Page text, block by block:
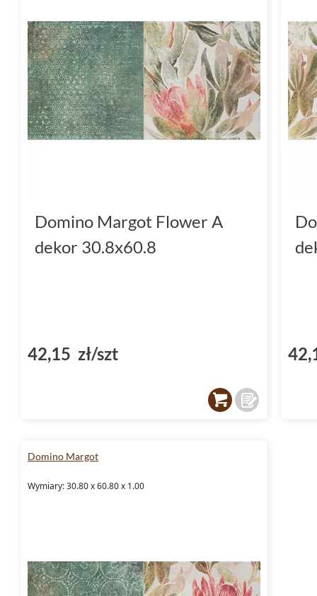
Domino Margot Flower A
dekor 30.8x60.8
42,15 zł/szt
Domino Margot
Wymiary: 30.80 x 60.80 x 1.00